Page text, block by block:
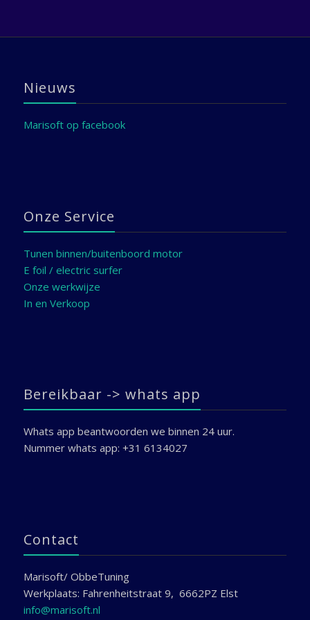
Nieuws
Marisoft op facebook
Onze Service
Tunen binnen/buitenboord motor
E foil / electric surfer
Onze werkwijze
In en Verkoop
Bereikbaar -> whats app
Whats app beantwoorden we binnen 24 uur.
Nummer whats app: +31 6134027
Contact
Marisoft/ ObbeTuning
Werkplaats: Fahrenheitstraat 9, 6662PZ Elst
info@marisoft.nl